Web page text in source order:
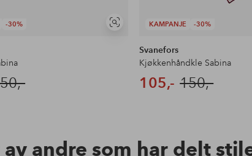
-30%
Vis
KAMPANJE -30%
Svanefors
Kjøkkenhåndkle Sabina
105,- 150,-
andre som har delt